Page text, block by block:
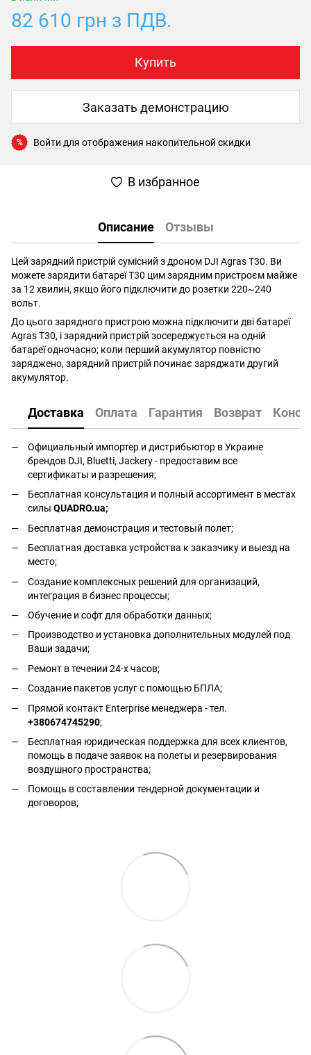
82 610 грн з ПДВ.
Купить
Заказать демонстрацию
% Войти для отображения накопительной скидки
В избранное
Описание Отзывы
Цей зарядний пристрій сумісний з дроном DJI Agras T30. Ви
можете зарядити батареї T30 цим зарядним пристроєм майже
за 12 хвилин, якщо його підключити до розетки 220~240
вольт.
До цього зарядного пристрою можна підключити дві батареї
Agras T30, і зарядний пристрій зосереджується на одній
батареї одночасно; коли перший акумулятор повністю
заряджено, зарядний пристрій починає заряджати другий
акумулятор.
Доставка Оплата Гарантия Возврат
Официальный импортер и дистрибьютор в Украине
брендов DJI, Bluetti, Jackery - предоставим все
сертификаты и разрешения;
Бесплатная консультация и полный ассортимент в местах
силы QUADRO.ua;
Бесплатная демонстрация и тестовый полет;
Бесплатная доставка устройства к заказчику и выезд на
место;
Создание комплексных решений для организаций,
интеграция в бизнес процессы;
Обучение и софт для обработки данных;
Производство и установка дополнительных модулей под
Ваши задачи;
Ремонт в течении 24-х часов;
Создание пакетов услуг с помощью БПЛА;
Прямой контакт Enterprise менеджера - тел.
+380674745290;
Бесплатная юридическая поддержка для всех клиентов,
помощь в подаче заявок на полеты и резервирования
воздушного пространства;
Помощь в составлении тендерной документации и
договоров;